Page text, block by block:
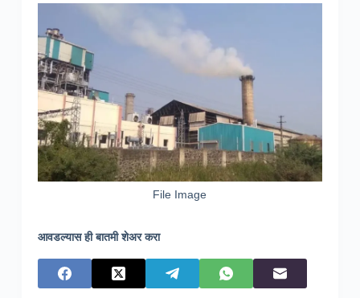
File Image
आवडल्यास ही बातमी शेअर करा